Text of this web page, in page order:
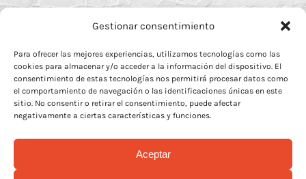
Gestionar consentimiento
Para ofrecer las mejores experiencias, utilizamos tecnologías como las
cookies para almacenar y/o acceder a la información del dispositivo. El
consentimiento de estas tecnologías nos permitirá procesar datos como
el comportamiento de navegación o las identificaciones únicas en este
sitio. No consentir o retirar el consentimiento, puede afectar
negativamente a ciertas características y funciones.
Aceptar
MECENAZGO
CONTACTO
BIO